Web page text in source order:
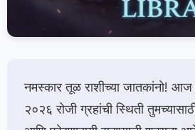
नमस्कार तूळ राशीच्या जातकांनो! आज
२०२६ रोजी ग्रहांची स्थिती